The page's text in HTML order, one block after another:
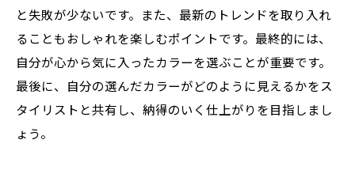
と失敗が少ないです。また、最新のトレンドを取り入れ
ることもおしゃれを楽しむポイントです。最終的には、
自分が心から気に入ったカラーを選ぶことが重要です。
最後に、自分の選んだカラーがどのように見えるかをス
タイリストと共有し、納得のいく仕上がりを目指しまし
ょう。